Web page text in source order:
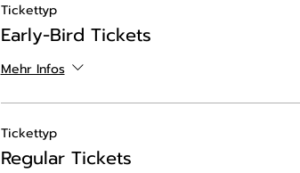
Tickettyp
Early-Bird Tickets
Mehr Infos
Tickettyp
Regular Tickets